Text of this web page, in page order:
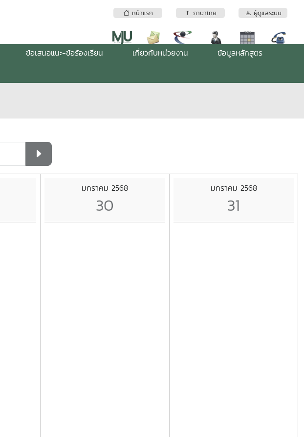
หน้าแรก ภาษาไทย ผู้ดูแลระบบ
ข้อเสนอแนะ-ข้อร้องเรียน เกี่ยวกับหน่วยงาน
ข้อมูลหลักสูตร
มกราคม 2568
30
มกราคม 2568
31